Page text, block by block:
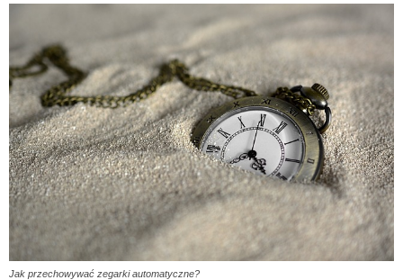
Jak przechowywać zegarki automatyczne?